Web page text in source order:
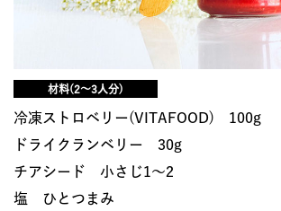
材料(2～3人分)
冷凍ストロベリー(VITAFOOD) 100g
ドライクランベリー 30g
チアシード 小さじ1～2
塩 ひとつまみ